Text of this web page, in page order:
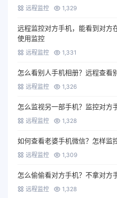
远程监控 1,329
远程监控对方手机，能看到对方
使用监控
远程监控 1,331
怎么看别人手机相册？远程查看
远程监控 1,326
怎么监视另一部手机？监控对方
远程监控 1,328
如何查看老婆手机微信？怎样监
远程监控 1,309
怎么偷偷看对方手机？不拿对方
远程监控 1,328